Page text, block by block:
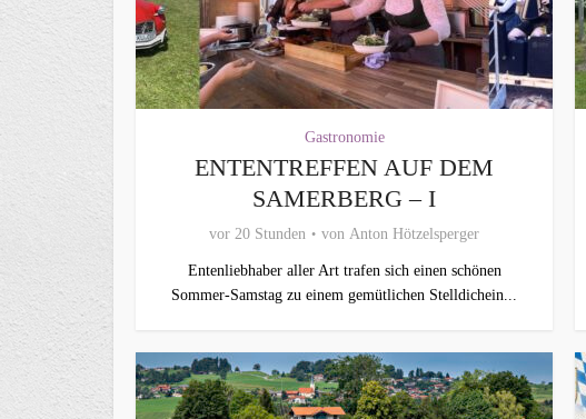
Gastronomie
ENTENTREFFEN AUF DEM
SAMERBERG – I
vor 20 Stunden von Anton Hötzelsperger
Entenliebhaber aller Art trafen sich einen schönen
Sommer-Samstag zu einem gemütlichen Stelldichein...